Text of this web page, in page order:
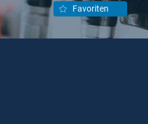
Favoriten